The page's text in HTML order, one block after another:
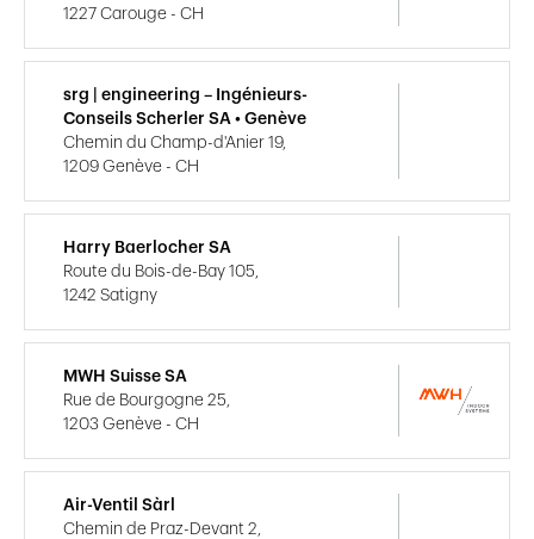
1227 Carouge - CH
srg | engineering – Ingénieurs-
Conseils Scherler SA • Genève
Chemin du Champ-d'Anier 19,
1209 Genève - CH
Harry Baerlocher SA
Route du Bois-de-Bay 105,
1242 Satigny
MWH Suisse SA
Rue de Bourgogne 25,
1203 Genève - CH
Air-Ventil Sàrl
Chemin de Praz-Devant 2,